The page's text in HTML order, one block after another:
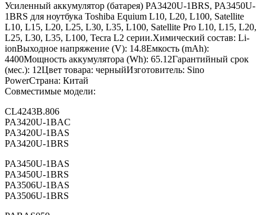
Усиленный аккумулятор (батарея) PA3420U-1BRS, PA3450U-
1BRS для ноутбука Toshiba Equium L10, L20, L100, Satellite
L10, L15, L20, L25, L30, L35, L100, Satellite Pro L10, L15, L20,
L25, L30, L35, L100, Tecra L2 серии.Химический состав: Li-
ionВыходное напряжение (V): 14.8Емкость (mAh):
4400Мощность аккумулятора (Wh): 65.12Гарантийный срок
(мес.): 12Цвет товара: черныйИзготовитель: Sino
PowerСтрана: Китай
Совместимые модели:
CL4243B.806
PA3420U-1BAC
PA3420U-1BAS
PA3420U-1BRS
PA3450U-1BAS
PA3450U-1BRS
PA3506U-1BAS
PA3506U-1BRS